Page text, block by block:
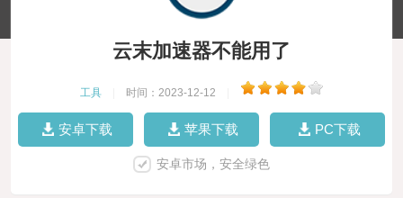
云末加速器不能用了
工具 时间：2023-12-12
安卓下载 苹果下载 PC下载
安卓市场，安全绿色